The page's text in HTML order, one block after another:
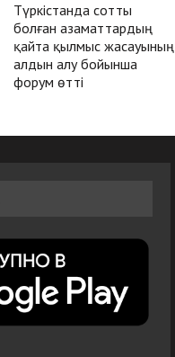
Түркістанда сотты
болған азаматтардың
қайта қылмыс жасауының
алдын алу бойынша
форум өтті